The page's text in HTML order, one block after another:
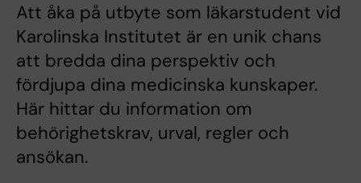
Att åka på utbyte som läkarstudent vid
Karolinska Institutet är en unik chans
att bredda dina perspektiv och
fördjupa dina medicinska kunskaper.
Här hittar du information om
behörighetskrav, urval, regler och
ansökan.